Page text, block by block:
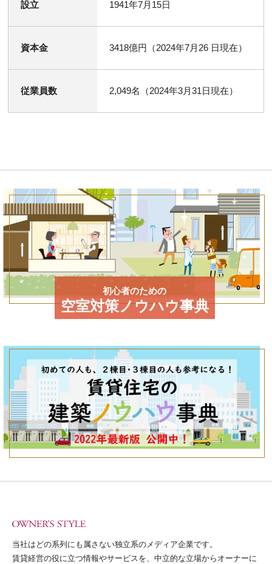
設立 1941年7月15日
資本金 3418億円（2024年7月26 日現在）
従業員数 2,049名（2024年3月31日現在）
初心者のための
空室対策ノウハウ事典
当社はどの系列にも属さない独立系のメディア企業です。
賃貸経営の役に立つ情報やサービスを、中立的な立場からオーナーに